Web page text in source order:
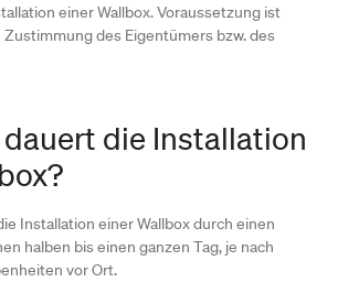
einer Wallbox. Voraussetzung ist
des Eigentümers bzw. des
die Installation
Installation einer Wallbox durch einen
halben bis einen ganzen Tag, je nach
vor Ort.